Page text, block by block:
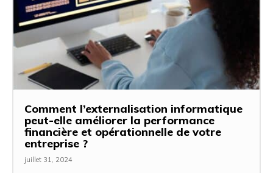
Comment l’externalisation informatique
peut-elle améliorer la performance
financière et opérationnelle de votre
entreprise ?
juillet 31, 2024